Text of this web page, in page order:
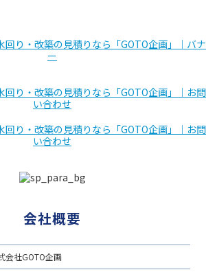
会社概要
会社GOTO企画